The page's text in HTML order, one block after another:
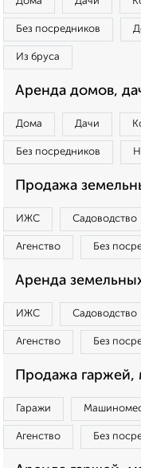
Без посредников
Из бруса
Аренда домов,
Дома Дачи
Без посредников
Продажа
ИЖС Садоводство
Агенство Без
Аренда
ИЖС Садоводство
Агенство Без
Продажа гаржей,
Гаражи
Агенство Без